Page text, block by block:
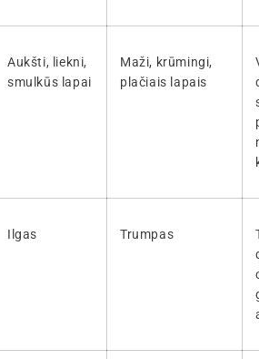
Aukšti, liekni,
smulkūs lapai
Maži, krūmingi,
plačiais lapais
Ilgas Trumpas